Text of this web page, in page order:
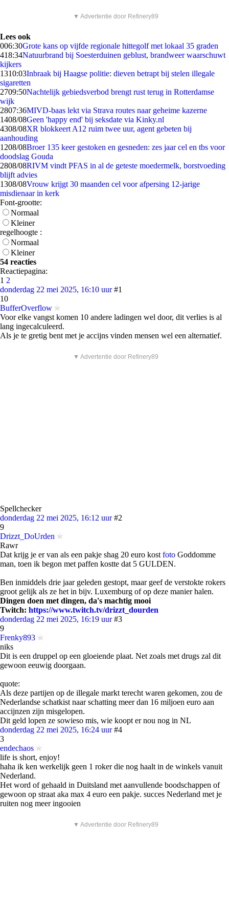
▼ Advertentie door Refinery89
Lees ook
006:30Grote kans op vijfde regionale hittegolf met lokaal 35 graden
418:34Natuurbrand bij Soesterduinen geblust, brandweer waarschuwt
kijkers
1310:03Inbraak bij Haagse politie: dieven betrapt bij stelen illegale
sigaretten
2709:50Nachtelijk gebiedsverbod brengt rust terug in Rotterdamse
wijk
2807:36MIVD-baas lekt via Strava routes naar geheime kazerne
1408/08Geen 'happy end' bij seksdate via Kinky.nl
4308/08XR blokkeert A12 ruim twee uur, agent gebeten bij
aanhouding
1208/08Broer 135 keer gestoken en gesneden: zes jaar cel en tbs voor
doodslag Gouda
2808/08RIVM vindt PFAS in al de geteste moedermelk, borstvoeding
blijft advies
1308/08Vrouw krijgt 30 maanden cel voor afpersing 12-jarige
misdienaar in kerk
Font-grootte:
Normaal
Kleiner
regelhoogte :
Normaal
Kleiner
54 reacties
Reactiepagina:
1 2
donderdag 22 mei 2025, 16:10 uur #1
10
BufferOverflow
Voor elke vangst komen 10 andere ladingen wel door, dit verlies is al
lang ingecalculeerd.
Als je te gretig bent met je accijns vinden mensen wel een alternatief.
▼ Advertentie door Refinery89
Spellchecker
donderdag 22 mei 2025, 16:12 uur #2
9
Drizzt_DoUrden
Rawr
Dat krijg je er van als een pakje shag 20 euro kost foto Goddomme
man, toen ik begon met paffen kostte dat 5 GULDEN.
Ben inmiddels drie jaar geleden gestopt, maar geef de verstokte rokers
groot gelijk als ze het in bijv. Luxemburg of op deze manier halen.
Dingen doen met dingen, da's machtig mooi
Twitch: https://www.twitch.tv/drizzt_dourden
donderdag 22 mei 2025, 16:19 uur #3
9
Frenky893
niks
Dit is een druppel op een gloeiende plaat. Net zoals met drugs zal dit
gewoon eeuwig doorgaan.
quote:
Als deze partijen op de illegale markt terecht waren gekomen, zou de
Nederlandse schatkist naar schatting meer dan 16 miljoen euro aan
accijnzen zijn misgelopen.
Dit geld lopen ze sowieso mis, wie koopt er nou nog in NL
donderdag 22 mei 2025, 16:24 uur #4
3
endechaos
life is short, enjoy!
haha ik ken werkelijk geen 1 roker die nog haalt in de winkels vanuit
Nederland.
Het word of gehaald in Duitsland met aanvullende boodschappen of
gewoon op straat aka max 4 euro een pakje. succes Nederland met je
ruiten nog meer ingooien
▼ Advertentie door Refinery89